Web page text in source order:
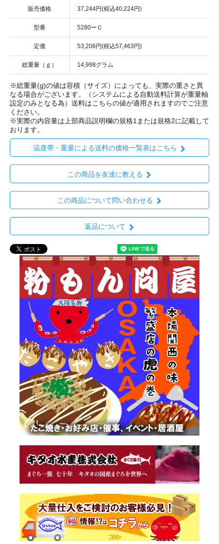
販売価格 37,244円(税込40,224円)
型番 5280ーＣ
定価 53,206円(税込57,463円)
総重量（ｇ） 14,998グラム
※総重量(g)の値は容積（サイズ）によっても、実際の重さと異
なる場合がございます。（システムによる自動送料計算が重量軸
設定のみとなる為）送料はこちらの値が適用されますのでご注意
ください。
※実際の内容量は上部商品説明欄の規格1または規格2に記載して
おります。
温度帯・重量による送料の価格一覧表はこちら
この商品を友達に教える
この商品について問い合わせる
返品について